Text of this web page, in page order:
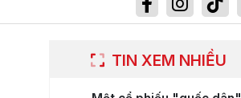
TIN XEM NHIỀU